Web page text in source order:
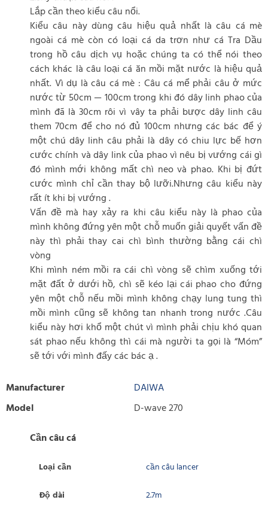
Lắp cần theo kiểu câu nổi.
Kiểu câu này dùng câu hiệu quả nhất là câu cá mè
ngoài cá mè còn có loại cá da trơn như cá Tra Dầu
trong hồ câu dịch vụ hoặc chúng ta có thể nói theo
cách khác là câu loại cá ăn mồi mặt nước là hiệu quả
nhất. Vì dụ là câu cá mè : Câu cá mể phải câu ở mức
nước từ 50cm — 100cm trong khi đó dây linh phao của
mình đã là 30cm rôi vì vây ta phải bược dây linh câu
them 70cm để cho nó đủ 100cm nhưng các bác để ý
một chú dây linh câu phải là dây có chiu lực bế hơn
cước chính và dây link của phao vì nêu bị vướng cái gì
đó mình mới không mất chì neo và phao. Khi bị đứt
cước mình chỉ cần thay bộ lưỡi.Nhưng câu kiểu này
rất ít khi bị vướng .
Vấn đề mà hay xảy ra khi câu kiểu này là phao của
mình không đứng yên một chỗ muốn giải quyết vấn đề
này thì phải thay cai chì bình thường bằng cái chì
vòng
Khi mình ném mồi ra cái chì vòng sẽ chìm xuống tới
mặt đất ở dưới hồ, chì sẽ kéo lại cái phao cho đứng
yên một chỗ nếu mồi mình không chạy lung tung thì
mồi mình cũng sẽ không tan nhanh trong nước .Câu
kiểu này hơi khổ một chút vì mình phải chịu khó quan
sát phao nếu không thì cái mà người ta gọi là “Móm”
sẽ tới với mình đấy các bác ạ .
Manufacturer
DAIWA
Model
D-wave 270
Cần câu cá
Loại cần cần câu lancer
Độ dài 2.7m